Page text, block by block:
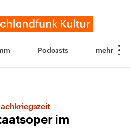
Podcasts
im